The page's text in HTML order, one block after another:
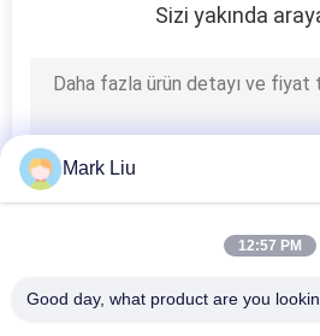
Sizi yakında
Mark Liu
12:57 PM
Good day, what product are you